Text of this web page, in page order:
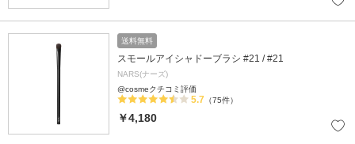
送料無料
スモールアイシャドーブラシ #21 / #21
NARS(ナーズ)
@cosmeクチコミ評価
5.7 （75件）
￥4,180